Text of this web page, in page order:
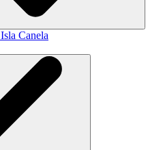
Isla Canela